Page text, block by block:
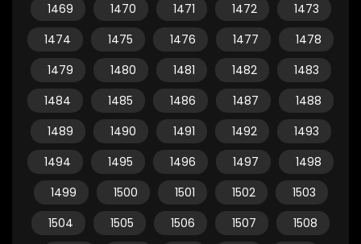
1469
1470 1471 1472
1473
1474
1475 1476 1477
1478
1479
1480 1481 1482
1483
1484
1485 1486 1487
1488
1489
1490 1491 1492
1493
1494
1495 1496 1497
1498
1499
1500 1501 1502
1503
1504
1505 1506 1507
1508